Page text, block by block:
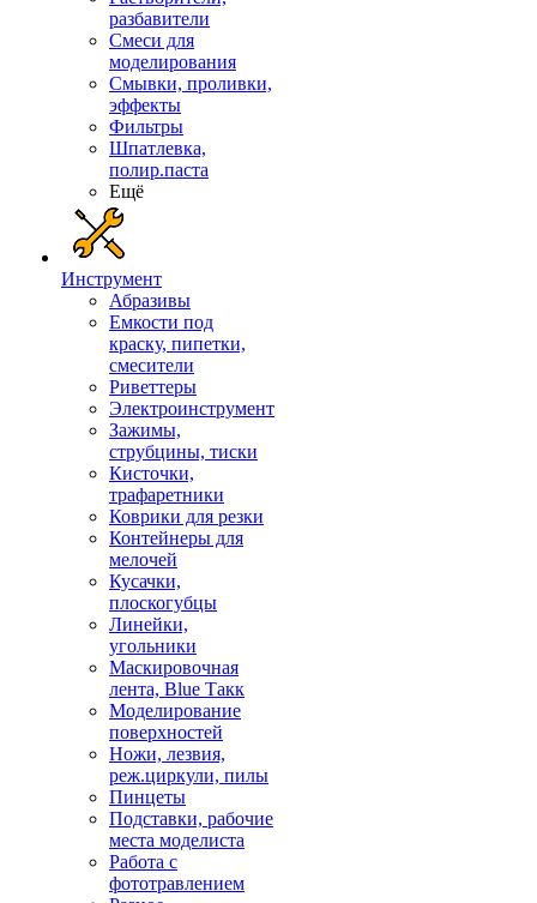
разбавители
Смеси для
моделирования
Смывки, проливки,
эффекты
Фильтры
Шпатлевка,
полир.паста
Ещё
Инструмент
Абразивы
Емкости под
краску, пипетки,
смесители
Риветтеры
Электроинструмент
Зажимы,
струбцины, тиски
Кисточки,
трафаретники
Коврики для резки
Контейнеры для
мелочей
Кусачки,
плоскогубцы
Линейки,
угольники
Маскировочная
лента, Blue Такк
Моделирование
поверхностей
Ножи, лезвия,
реж.циркули, пилы
Пинцеты
Подставки, рабочие
места моделиста
Работа с
фототравлением